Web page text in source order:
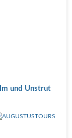
und Unstrut